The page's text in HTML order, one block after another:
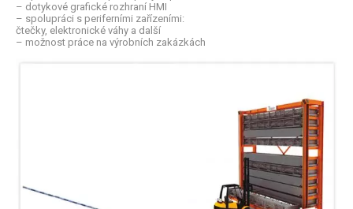
– dotykové grafické rozhraní HMI
– spolupráci s periferními zařízeními:
čtečky, elektronické váhy a další
– možnost práce na výrobních zakázkách